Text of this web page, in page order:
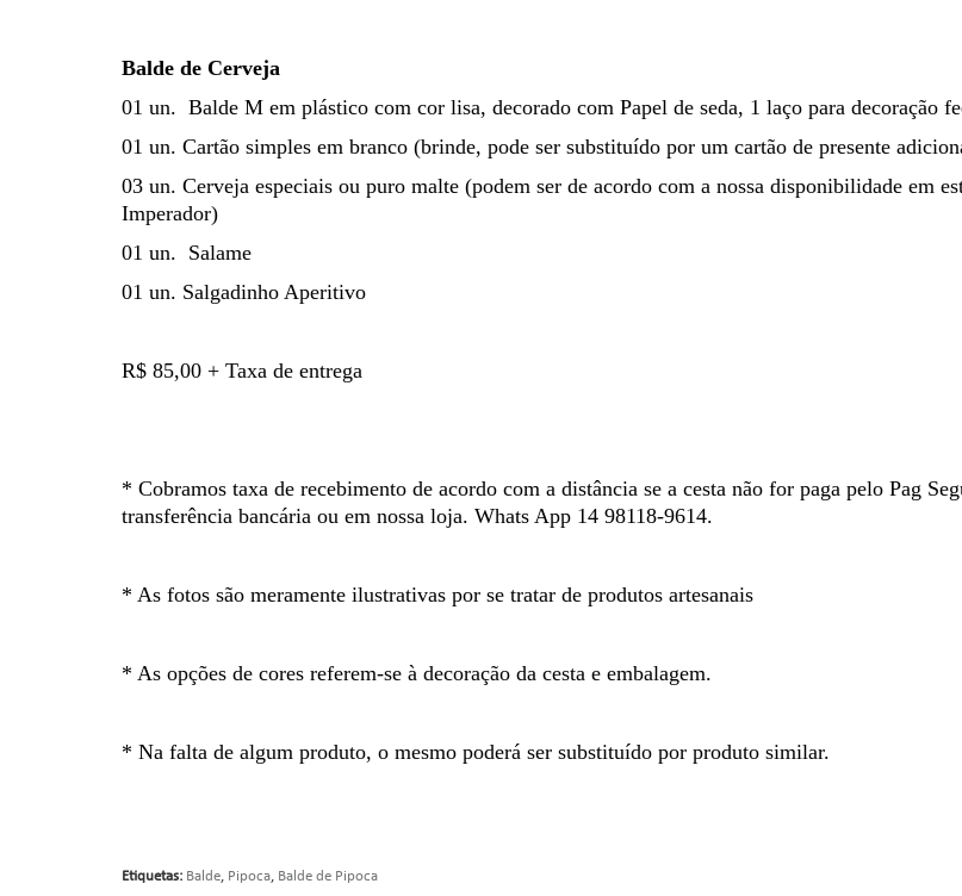
Balde de Cerveja
01 un. Balde M em plástico com cor lisa, decorado com Papel de seda, 1 laço para decoração
01 un. Cartão simples em branco (brinde, pode ser substituído por um cartão de presente
03 un. Cerveja especiais ou puro malte (podem ser de acordo com a nossa disponibilidade em
Imperador)
01 un. Salame
01 un. Salgadinho Aperitivo
R$ 85,00 + Taxa de entrega
* Cobramos taxa de recebimento de acordo com a distância se a cesta não for paga pelo Pag
transferência bancária ou em nossa loja. Whats App 14 98118-9614.
* As fotos são meramente ilustrativas por se tratar de produtos artesanais
* As opções de cores referem-se à decoração da cesta e embalagem.
* Na falta de algum produto, o mesmo poderá ser substituído por produto similar.
Etiquetas: Balde, Pipoca, Balde de Pipoca